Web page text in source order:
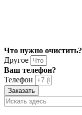
Что нужно очистить?
Другое
Ваш телефон?
Телефон
Заказать